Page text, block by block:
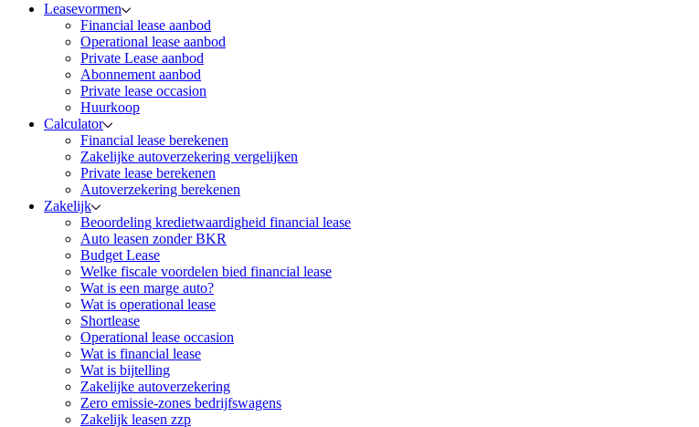
Leasevormen
Financial lease aanbod
Operational lease aanbod
Private Lease aanbod
Abonnement aanbod
Private lease occasion
Huurkoop
Calculator
Financial lease berekenen
Zakelijke autoverzekering vergelijken
Private lease berekenen
Autoverzekering berekenen
Zakelijk
Beoordeling kredietwaardigheid financial lease
Auto leasen zonder BKR
Budget Lease
Welke fiscale voordelen bied financial lease
Wat is een marge auto?
Wat is operational lease
Shortlease
Operational lease occasion
Wat is financial lease
Wat is bijtelling
Zakelijke autoverzekering
Zero emissie-zones bedrijfswagens
Zakelijk leasen zzp